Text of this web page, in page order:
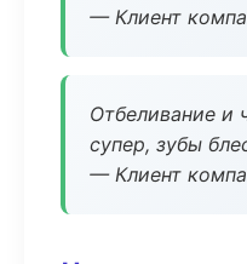
— Клиент
Отбеливание и
супер, зубы
— Клиент